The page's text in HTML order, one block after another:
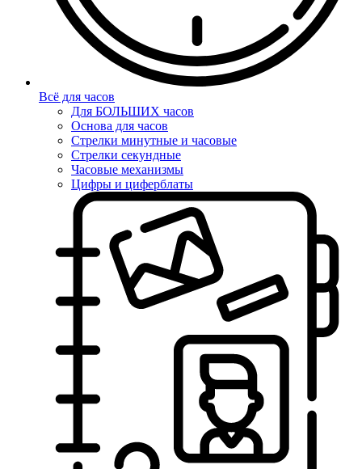
Всё для часов
Для БОЛЬШИХ часов
Основа для часов
Стрелки минутные и часовые
Стрелки секундные
Часовые механизмы
Цифры и циферблаты